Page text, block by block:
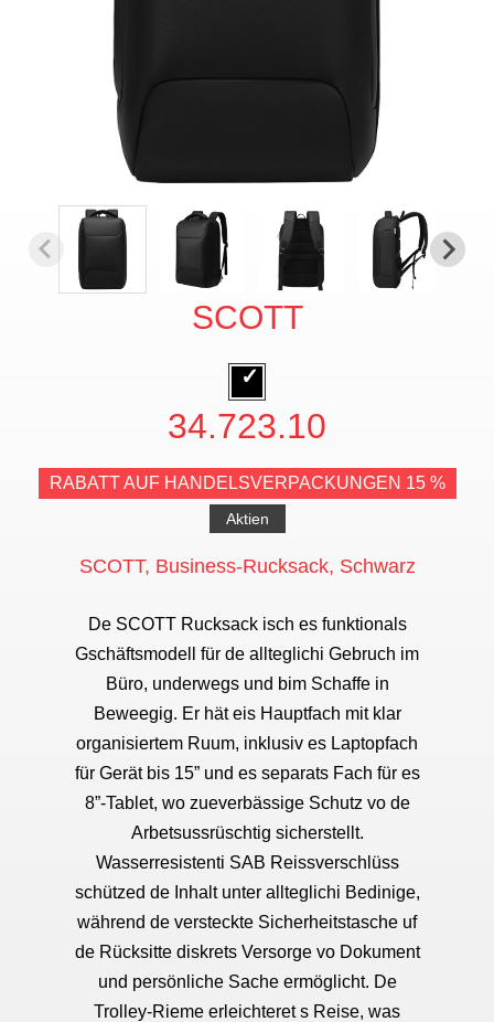
SCOTT
34.723.10
RABATT AUF HANDELSVERPACKUNGEN 15 %
Aktien
SCOTT, Business-Rucksack, Schwarz
De SCOTT Rucksack isch es funktionals
Gschäftsmodell für de allteglichi Gebruch im
Büro, underwegs und bim Schaffe in
Beweegig. Er hät eis Hauptfach mit klar
organisiertem Ruum, inklusiv es Laptopfach
für Gerät bis 15” und es separats Fach für es
8”-Tablet, wo zueverbässige Schutz vo de
Arbetsussrüschtig sicherstellt.
Wasserresistenti SAB Reissverschlüss
schützed de Inhalt unter allteglichi Bedinige,
während de versteckte Sicherheitstasche uf
de Rücksitte diskrets Versorge vo Dokument
und persönliche Sache ermöglicht. De
Trolley-Rieme erleichteret s Reise, was